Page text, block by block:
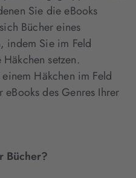
Sie die eBooks
Bücher eines
indem Sie im Feld
setzen.
Häkchen im Feld
eBooks des Genres Ihrer
Bücher?